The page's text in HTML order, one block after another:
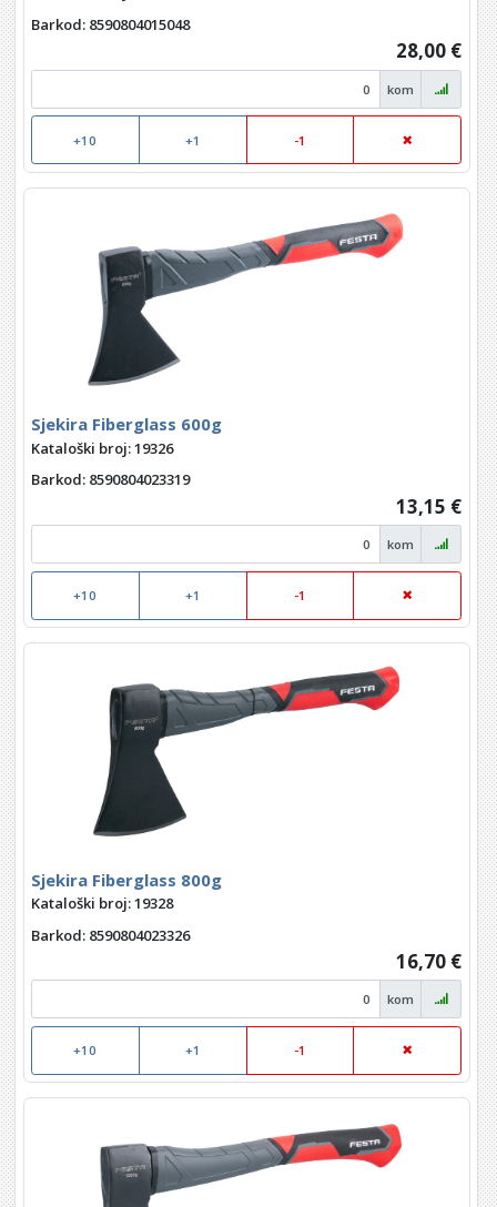
Barkod: 8590804015048
28,00 €
kom
+10 +1 -1
Sjekira Fiberglass 600g
Kataloški broj: 19326
Barkod: 8590804023319
13,15 €
kom
+10 +1 -1
Sjekira Fiberglass 800g
Kataloški broj: 19328
Barkod: 8590804023326
16,70 €
kom
+10 +1 -1